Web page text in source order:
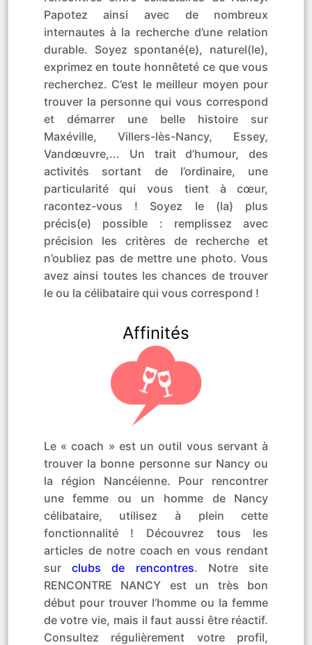
Papotez ainsi avec de nombreux
internautes à la recherche d’une relation
durable. Soyez spontané(e), naturel(le),
exprimez en toute honnêteté ce que vous
recherchez. C’est le meilleur moyen pour
trouver la personne qui vous correspond
et démarrer une belle histoire sur
Maxéville, Villers-lès-Nancy, Essey,
Vandœuvre,... Un trait d’humour, des
activités sortant de l’ordinaire, une
particularité qui vous tient à cœur,
racontez-vous ! Soyez le (la) plus
précis(e) possible : remplissez avec
précision les critères de recherche et
n’oubliez pas de mettre une photo. Vous
avez ainsi toutes les chances de trouver
le ou la célibataire qui vous correspond !
Affinités
Le « coach » est un outil vous servant à
trouver la bonne personne sur Nancy ou
la région Nancéienne. Pour rencontrer
une femme ou un homme de Nancy
célibataire, utilisez à plein cette
fonctionnalité ! Découvrez tous les
articles de notre coach en vous rendant
sur clubs de rencontres. Notre site
RENCONTRE NANCY est un très bon
début pour trouver l’homme ou la femme
de votre vie, mais il faut aussi être réactif.
Consultez régulièrement votre profil,